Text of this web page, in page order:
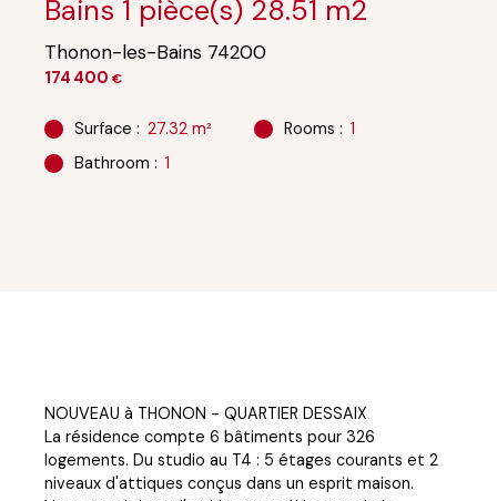
Bains 1 pièce(s) 28.51 m2
Thonon-les-Bains 74200
174 400 €
Surface : 27.32 m² Rooms : 1
Bathroom : 1
NOUVEAU à THONON - QUARTIER DESSAIX
La résidence compte 6 bâtiments pour 326
logements. Du studio au T4 : 5 étages courants et 2
niveaux d'attiques conçus dans un esprit maison.